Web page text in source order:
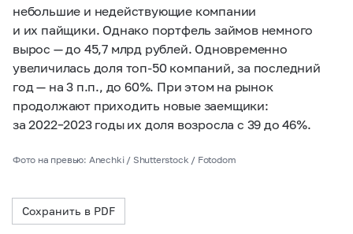
небольшие и недействующие компании
и их пайщики. Однако портфель займов немного
вырос — до 45,7 млрд рублей. Одновременно
увеличилась доля топ-50 компаний, за последний
год — на 3 п.п., до 60%. При этом на рынок
продолжают приходить новые заемщики:
за2022–2023годы их доля возросла с 39 до 46%.
Фото на превью: Anechki / Shutterstock / Fotodom
Сохранить в PDF